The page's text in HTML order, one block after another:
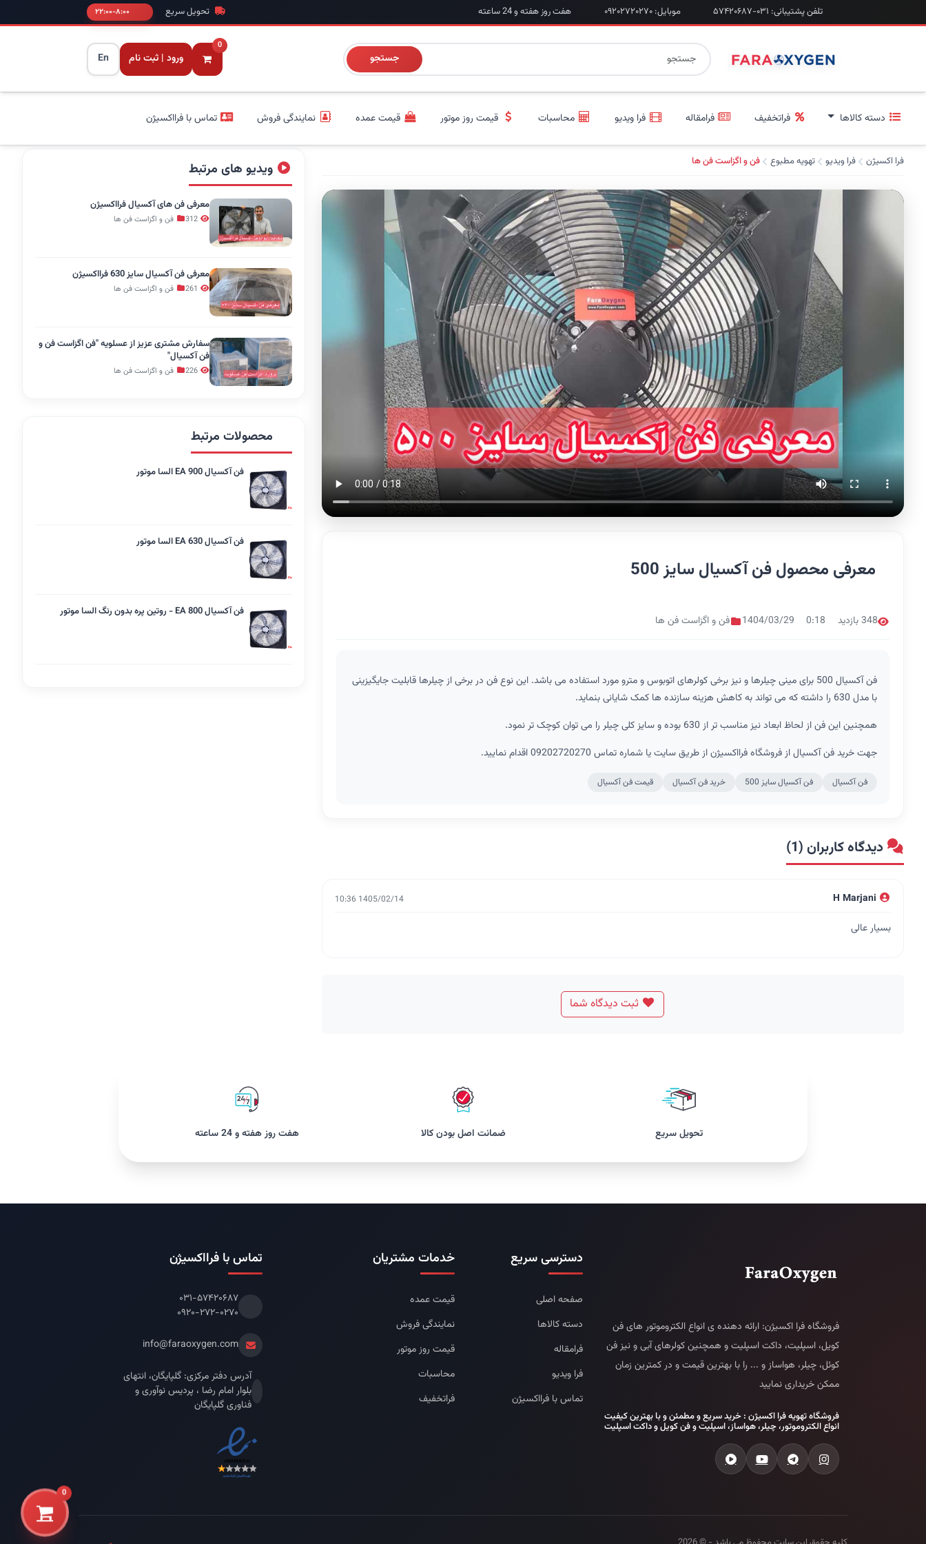
تلفن پشتیبانی: ۰۳۱-۵۷۴۲۰۶۸۷ موبایل: ۰۹۲۰۲۷۲۰۲۷۰ هفت روز هفته و 24 ساعته تحویل سریع
جستجو
0
ورود | ثبت نام En
دسته کالاها فراتخفیف فرامقاله فرا ویدیو محاسبات قیمت روز موتور قیمت عمده نمایندگی فروش تماس با فرااکسیژن
فرا اکسیژن فرا ویدیو تهویه مطبوع فن و اگزاست فن ها
معرفی محصول فن آکسیال سایز 500
348 بازدید 0:18
1404/03/29 فن و اگزاست فن ها
فن آکسیال 500 برای مینی چیلرها و نیز برخی کولرهای اتوبوس و مترو مورد استفاده می باشد. این نوع فن در برخی از چیلرها قابلیت جایگیزینی
با مدل 630 را داشته که می تواند به کاهش هزینه سازنده ها کمک شایانی بنماید.
همچنین این فن از لحاظ ابعاد نیز مناسب تر از 630 بوده و سایز کلی چیلر را می توان کوچک تر نمود.
جهت خرید فن آکسیال از فروشگاه فرااکسیژن از طریق سایت یا شماره تماس 09202720270 اقدام نمایید.
فن آکسیال فن آکسیال سایز 500 خرید فن آکسیال قیمت فن آکسیال
دیدگاه کاربران (1)
1405/02/14 10:36
بسیار عالی
ثبت دیدگاه شما
ویدیو های مرتبط
معرفی فن های آکسیال فرااکسیژن
312 فن و اگزاست فن ها
معرفی فن آکسیال سایز 630 فرااکسیژن
فن و اگزاست فن ها
سفارش مشتری عزیز از عسلویه "فن اگزاست فن و
فن آکسیال"
226 فن و اگزاست فن ها
محصولات مرتبط
فن آکسیال EA 900 السا موتور
فن آکسیال EA 630 السا موتور
فن آکسیال EA 800 - روتین پره بدون رنگ السا موتور
تحویل سریع ضمانت اصل بودن کالا هفت روز هفته و 24 ساعته
فروشگاه فرا اکسیژن: ارائه دهنده ی انواع الکتروموتور های فن
کویل، اسپلیت، داکت اسپلیت و همچنین کولرهای آبی و نیز فن
کوئل، چیلر، هواساز و ... را با بهترین قیمت و در کمترین زمان
ممکن خریداری نمایید
فروشگاه تهویه فرا اکسیژن : خرید سریع و مطمئن و با بهترین کیفیت
انواع الکتروموتور، چیلر، هواساز، اسپلیت و فن کویل و داکت اسپلیت
دسترسی سریع
صفحه اصلی
دسته کالاها
فرامقاله
فرا ویدیو
تماس با فرااکسیژن
خدمات مشتریان
قیمت عمده
نمایندگی فروش
قیمت روز موتور
محاسبات
فراتخفیف
تماس با فرااکسیژن
۰۳۱-۵۷۴۲۰۶۸۷
۰۹۲۰-۲۷۲-۰۲۷۰
info@faraoxygen.com
آدرس دفتر مرکزی: گلپایگان، انتهای
بلوار امام رضا ، پردیس نوآوری و
فناوری گلپایگان
0